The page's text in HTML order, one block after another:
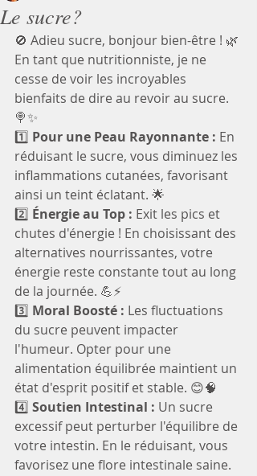
Le sucre?
🚫 Adieu sucre, bonjour bien-être ! 🌿
En tant que nutritionniste, je ne
cesse de voir les incroyables
bienfaits de dire au revoir au sucre.
🍭✨
1️⃣ Pour une Peau Rayonnante : En
réduisant le sucre, vous diminuez les
inflammations cutanées, favorisant
ainsi un teint éclatant. 🌟
2️⃣ Énergie au Top : Exit les pics et
chutes d'énergie ! En choisissant des
alternatives nourrissantes, votre
énergie reste constante tout au long
de la journée. 💪⚡️
3️⃣ Moral Boosté : Les fluctuations
du sucre peuvent impacter
l'humeur. Opter pour une
alimentation équilibrée maintient un
état d'esprit positif et stable. 😊🧠
4️⃣ Soutien Intestinal : Un sucre
excessif peut perturber l'équilibre de
votre intestin. En le réduisant, vous
favorisez une flore intestinale saine.